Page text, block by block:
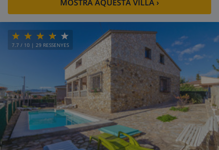
MOSTRA AQUESTA VILLA ›
7.7 / 10 | 29 RESSENYES